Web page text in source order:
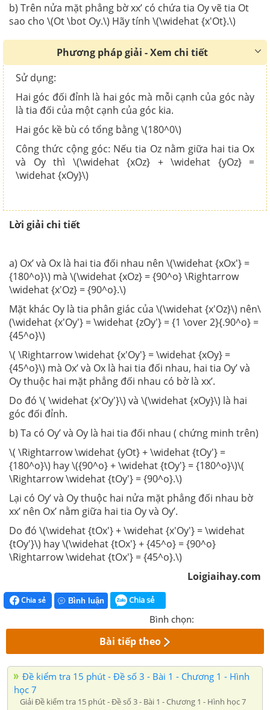
b) Trên nửa mặt phẳng bờ xx’ có chứa tia Oy vẽ tia Ot
sao cho \(Ot \bot Oy.\) Hãy tính \(\widehat {x'Ot}.\)
Phương pháp giải - Xem chi tiết
Sử dụng:
Hai góc đối đỉnh là hai góc mà mỗi cạnh của góc này
là tia đối của một cạnh của góc kia.
Hai góc kề bù có tổng bằng \(180^0\)
Công thức cộng góc: Nếu tia Oz nằm giữa hai tia Ox
và Oy thì \(\widehat {xOz} + \widehat {yOz} =
\widehat {xOy}\)
Lời giải chi tiết
a) Ox’ và Ox là hai tia đối nhau nên \(\widehat {xOx'} =
{180^o}\) mà \(\widehat {xOz} = {90^o} \Rightarrow
\widehat {x'Oz} = {90^o}.\)
Mặt khác Oy là tia phân giác của \(\widehat {x'Oz}\) nên\
(\widehat {x'Oy'} = \widehat {zOy'} = {1 \over 2}{.90^o} =
{45^o}\)
\( \Rightarrow \widehat {x'Oy'} = \widehat {xOy} =
{45^o}\) mà Ox’ và Ox là hai tia đối nhau, hai tia Oy’ và
Oy thuộc hai mặt phẳng đối nhau có bờ là xx’.
Do đó \( \widehat {x'Oy'}\) và \(\widehat {xOy}\) là hai
góc đối đỉnh.
b) Ta có Oy’ và Oy là hai tia đối nhau ( chứng minh trên)
\( \Rightarrow \widehat {yOt} + \widehat {tOy'} =
{180^o}\) hay \({90^o} + \widehat {tOy'} = {180^o}\)\(
\Rightarrow \widehat {tOy'} = {90^o}.\)
Lại có Oy’ và Oy thuộc hai nửa mặt phẳng đối nhau bờ
xx’ nên Ox’ nằm giữa hai tia Oy và Oy’.
Do đó \(\widehat {tOx'} + \widehat {x'Oy'} = \widehat
{tOy'}\) hay \(\widehat {tOx'} + {45^o} = {90^o}
\Rightarrow \widehat {tOx'} = {45^o}.\)
Loigiaihay.com
Chia sẻ Bình luận Chia sẻ
Bình chọn:
Bài tiếp theo
Đề kiểm tra 15 phút - Đề số 3 - Bài 1 - Chương 1 - Hình
học 7
Giải Đề kiểm tra 15 phút - Đề số 3 - Bài 1 - Chương 1 - Hình học 7